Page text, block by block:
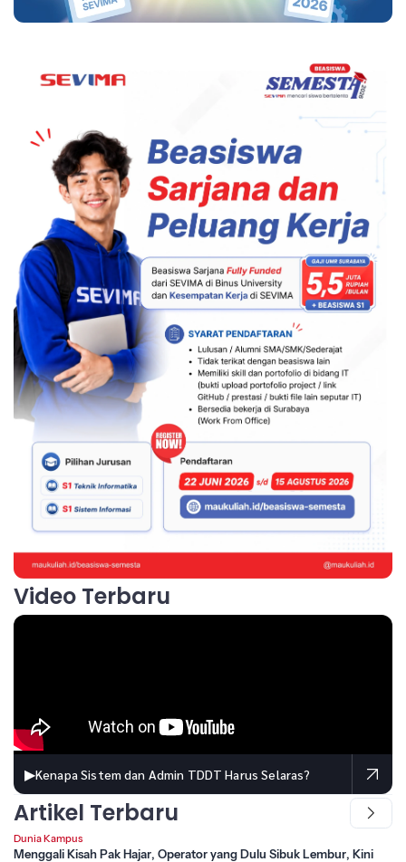
Video Terbaru
▶Kenapa Sistem dan Admin TDDT Harus Selaras?
Artikel Terbaru
Dunia Kampus
Menggali Kisah Pak Hajar, Operator yang Dulu Sibuk Lembur, Kini